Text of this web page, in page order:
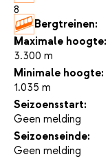
8
Bergtreinen:
1
Maximale hoogte:
3.300 m
Minimale hoogte:
1.035 m
Seizoensstart:
Geen melding
Seizoenseinde:
Geen melding